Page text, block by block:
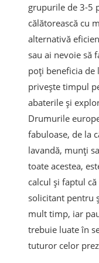
grupurile de 3-5
călătorească cu
alternativă
sau ai nevoie să
poți beneficia de
privește timpul
abaterile și
Drumurile
fabuloase, de la
lavandă, munți
toate acestea,
calcul și faptul
solicitant pentru
mult timp, iar
trebuie luate în
tuturor celor